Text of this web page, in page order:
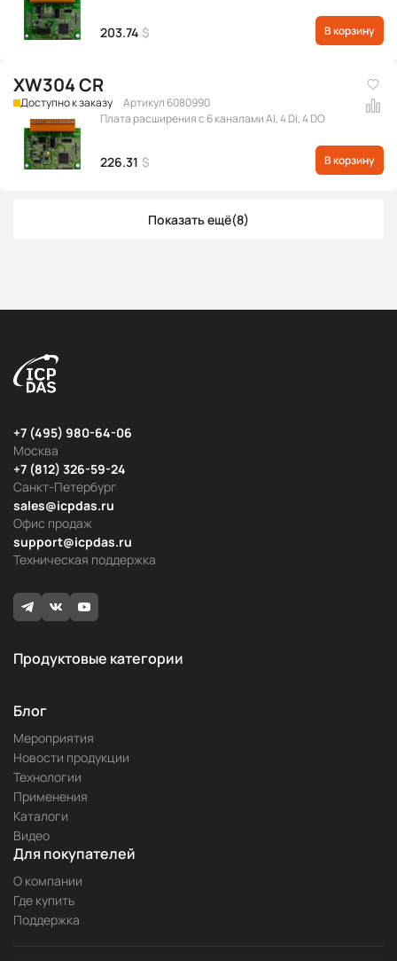
203.74 $ В корзину
XW304 CR
Доступно к заказу
Артикул 6080990
Плата расширения с 6 каналами AI, 4 DI, 4 DO
226.31 $ В корзину
Показать ещё(8)
Москва
+7 (495) 980-64-06
Офис продаж
sales@icpdas.ru
Санкт-Петербург
+7 (812) 326-59-24
Техническая поддержка
support@icpdas.ru
Продуктовые категории
Блог
Мероприятия
Новости продукции
Технологии
Применения
Каталоги
Видео
Для покупателей
О компании
Где купить
Поддержка